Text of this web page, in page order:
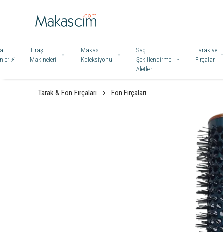
Tıraş
Makineleri
Makas
Koleksiyonu
Saç
Şekillendirme
Aletleri
Tarak ve
Fırçalar
Tarak & Fön Fırçaları Fön Fırçaları